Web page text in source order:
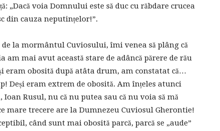
„Dacă voia Domnului este să duc cu răbdare crucea
din cauza neputințelor!”.
la mormântul Cuviosului, îmi venea să plâng că
am mai avut această stare de adâncă părere de rău
eram obosită după atâta drum, am constatat că…
Deși eram extrem de obosită. Am înțeles atunci
Rusul, nu că nu putea sau că nu voia să mă
mare trecere are la Dumnezeu Cuviosul Gherontie!
când sunt mai obosită parcă, parcă se „aude”